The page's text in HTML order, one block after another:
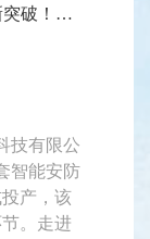
昆玉篇章·经济发展 | 昆玉智能制造新突破！新疆慧通科技年产100万套电子项目即将投产
技有限公
智能安防
产，该
。走进